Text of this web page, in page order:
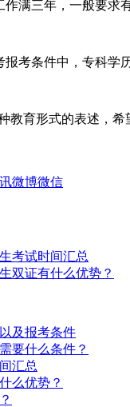
满三年，一般要求
考条件中，专科学
教育形式的表述，
微博微信
考试时间汇总
双证有什么优势？
及报考条件
要什么条件？
汇总
么优势？